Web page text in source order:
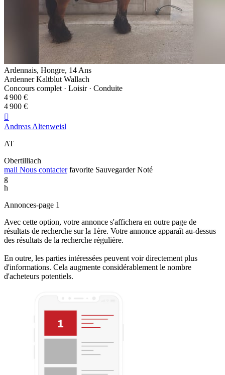
Ardennais, Hongre, 14 Ans
Ardenner Kaltblut Wallach
Concours complet · Loisir · Conduite
4 900 €
4 900 €

Andreas Altenweisl
AT
Obertilliach
mail Nous contacter favorite Sauvegarder Noté
g
h
Annonces-page 1
Avec cette option, votre annonce s'affichera en outre page de
résultats de recherche sur la 1ère. Votre annonce apparaît au-dessus
des résultats de la recherche régulière.
En outre, les parties intéressées peuvent voir directement plus
d'informations. Cela augmente considérablement le nombre
d'acheteurs potentiels.